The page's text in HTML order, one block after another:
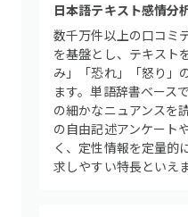
日本語テキスト感情分
数千万件以上の口コミ
を基盤とし、テキスト
み」「恐れ」「怒り」
ます。単語辞書ベース
の細かなニュアンスを
の自由記述アンケート
く、定性情報を定量的
求しやすい特長といえま